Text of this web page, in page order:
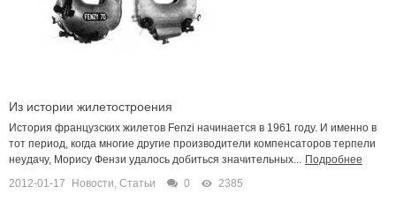
Из истории жилетостроения
История французских жилетов Fenzi начинается в 1961 году. И именно в
тот период, когда многие другие производители компенсаторов терпели
неудачу, Морису Фензи удалось добиться значительных... Подробнее
2012-01-17
Новости, Статьи 0 2385